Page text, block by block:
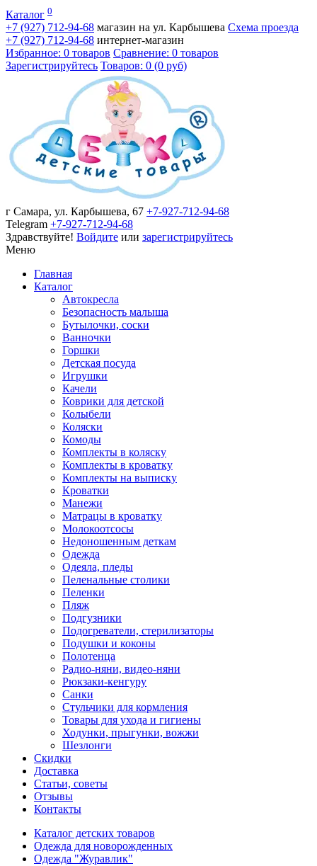
Каталог 0
+7 (927) 712-94-68 магазин на ул. Карбышева Схема проезда
+7 (927) 712-94-68 интернет-магазин
Избранное: 0 товаров Сравнение: 0 товаров
Зарегистрируйтесь Товаров: 0 (0 руб)
г Самара, ул. Карбышева, 67 +7-927-712-94-68
Telegram +7-927-712-94-68
Здравствуйте! Войдите или зарегистрируйтесь
Меню
Главная
Каталог
Автокресла
Безопасность малыша
Бутылочки, соски
Ванночки
Горшки
Детская посуда
Игрушки
Качели
Коврики для детской
Колыбели
Коляски
Комоды
Комплекты в коляску
Комплекты в кроватку
Комплекты на выписку
Кроватки
Манежи
Матрацы в кроватку
Молокоотсосы
Недоношенным деткам
Одежда
Одеяла, пледы
Пеленальные столики
Пеленки
Пляж
Подгузники
Подогреватели, стерилизаторы
Подушки и коконы
Полотенца
Радио-няни, видео-няни
Рюкзаки-кенгуру
Санки
Стульчики для кормления
Товары для ухода и гигиены
Ходунки, прыгунки, вожжи
Шезлонги
Скидки
Доставка
Статьи, советы
Отзывы
Контакты
Каталог детских товаров
Одежда для новорожденных
Одежда "Журавлик"